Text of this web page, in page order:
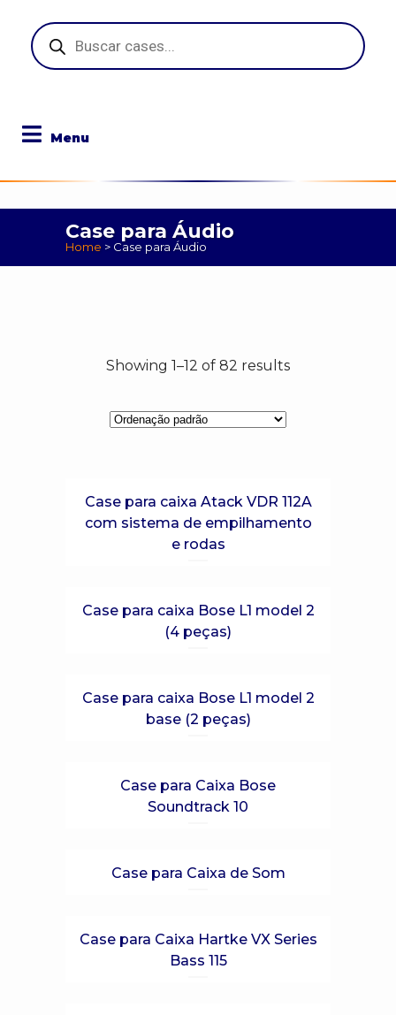
Pesquisar
produtos
Case para Áudio
Home > Case para Áudio
Showing 1–12 of 82 results
Case para caixa Atack VDR 112A
com sistema de empilhamento
e rodas
Case para caixa Bose L1 model 2
(4 peças)
Case para caixa Bose L1 model 2
base (2 peças)
Case para Caixa Bose
Soundtrack 10
Case para Caixa de Som
Case para Caixa Hartke VX Series
Bass 115